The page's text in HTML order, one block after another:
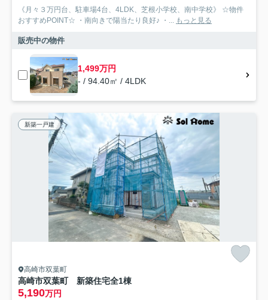
《月々３万円台、駐車場4台、4LDK、芝根小学校、南中学校》 ☆物件
おすすめPOINT☆ ・南向きで陽当たり良好♪ ・... もっと見る
販売中の物件
1,499万円
- / 94.40㎡ / 4LDK
新築一戸建
高崎市双葉町
高崎市双葉町 新築住宅全1棟
5,190万円